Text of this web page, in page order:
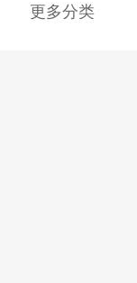
更多分类